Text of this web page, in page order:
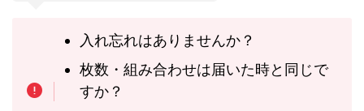
入れ忘れはありませんか？
枚数・組み合わせは届いた時と同じで
すか？